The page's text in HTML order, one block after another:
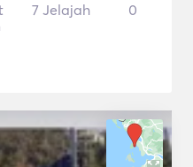
7 Jelajah 0